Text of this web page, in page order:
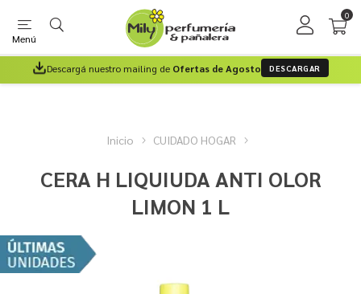
Menú
0
Descargá nuestro mailing de Ofertas de Agosto DESCARGAR
Inicio CUIDADO HOGAR
CERA H LIQUIUDA ANTI OLOR
LIMON 1 L